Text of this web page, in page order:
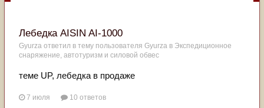
Лебедка AISIN AI-1000
Gyurza ответил в тему пользователя Gyurza в Экспедиционное
снаряжение, автотуризм и силовой обвес
теме UP, лебедка в продаже
7 июля 10 ответов